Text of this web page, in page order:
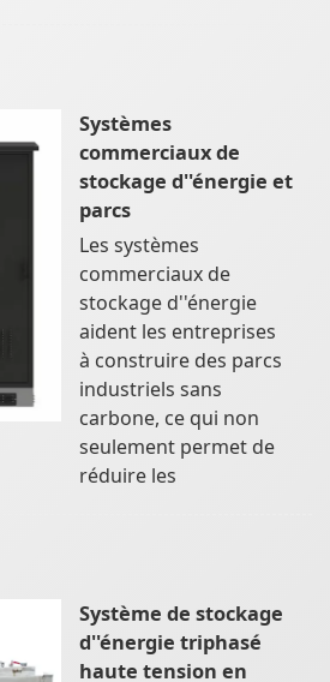
Systèmes
commerciaux de
stockage d''énergie et
parcs
Les systèmes
commerciaux de
stockage d''énergie
aident les entreprises
à construire des parcs
industriels sans
carbone, ce qui non
seulement permet de
réduire les
Système de stockage
d''énergie triphasé
haute tension en